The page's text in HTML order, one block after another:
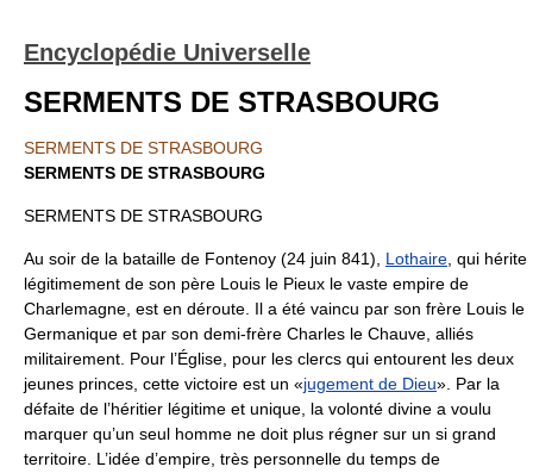
Encyclopédie Universelle
SERMENTS DE STRASBOURG
SERMENTS DE STRASBOURG
SERMENTS DE STRASBOURG
SERMENTS DE STRASBOURG
Au soir de la bataille de Fontenoy (24 juin 841), Lothaire , qui hérite
légitimement de son père Louis le Pieux le vaste empire de
Charlemagne, est en déroute. Il a été vaincu par son frère Louis le
Germanique et par son demi-frère Charles le Chauve, alliés
militairement. Pour l’Église, pour les clercs qui entourent les deux
jeunes princes, cette victoire est un «jugement de Dieu». Par la
défaite de l’héritier légitime et unique, la volonté divine a voulu
marquer qu’un seul homme ne doit plus régner sur un si grand
territoire. L’idée d’empire, très personnelle du temps de